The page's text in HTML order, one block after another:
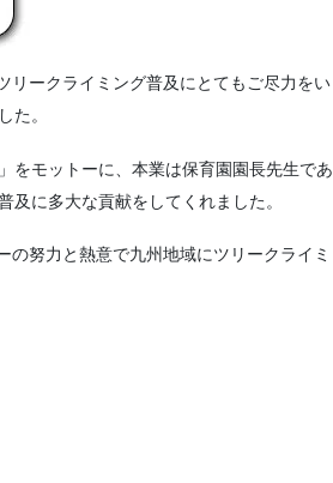
リークライミング普及にとてもご尽力をい
た。
をモットーに、本業は保育園園長先生であ
に多大な貢献をしてくれました。
努力と熱意で九州地域にツリークライミ